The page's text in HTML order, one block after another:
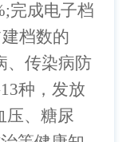
完成电子档
档数的
、传染病防
13种，发放
压、糖尿